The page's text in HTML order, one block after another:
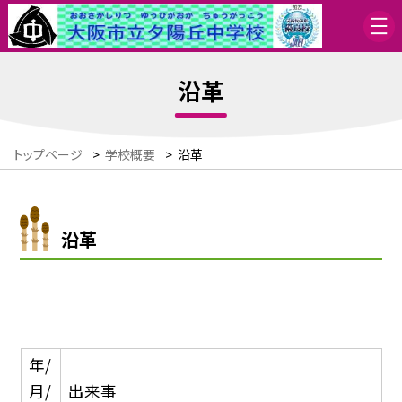
沿革
トップページ > 学校概要 > 沿革
沿革
年/
月/
出来事